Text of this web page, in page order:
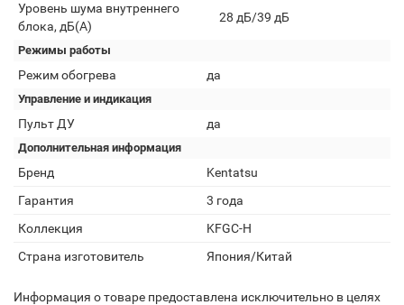
Уровень шума внутреннего
блока, дБ(А)
28 дБ/39 дБ
Режимы работы
Режим обогрева да
Управление и индикация
Пульт ДУ да
Дополнительная информация
Бренд
Kentatsu
Гарантия
3 года
Коллекция
KFGC-H
Страна изготовитель
Япония/Китай
Информация о товаре предоставлена исключительно в целях